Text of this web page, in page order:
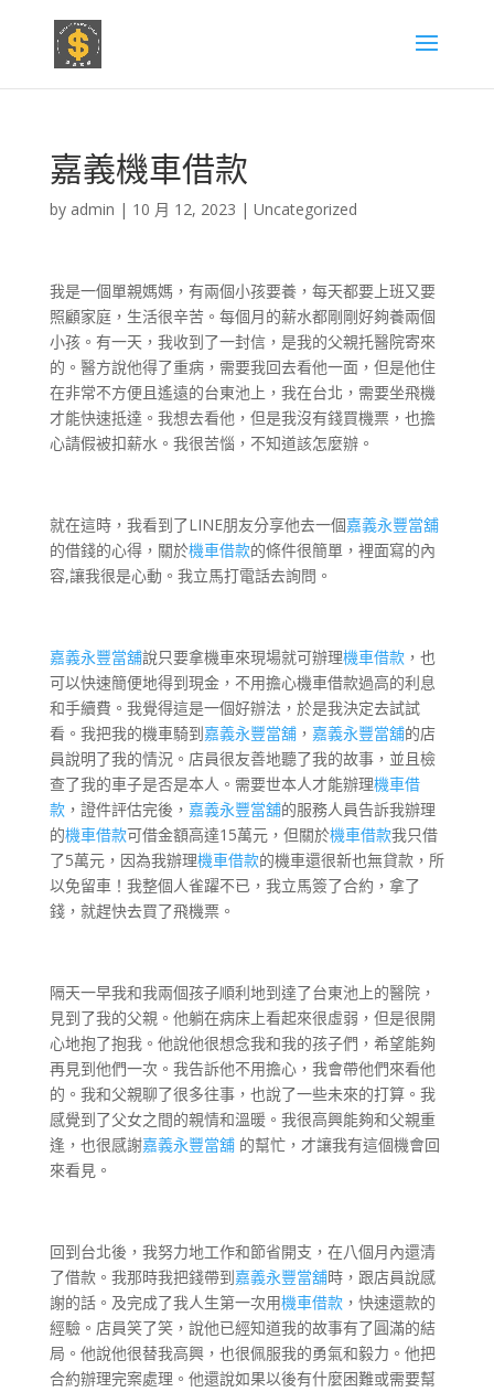
嘉義機車借款
by admin | 10 月 12, 2023 | Uncategorized
我是一個單親媽媽，有兩個小孩要養，每天都要上班又要
照顧家庭，生活很辛苦。每個月的薪水都剛剛好夠養兩個
小孩。有一天，我收到了一封信，是我的父親托醫院寄來
的。醫方說他得了重病，需要我回去看他一面，但是他住
在非常不方便且遙遠的台東池上，我在台北，需要坐飛機
才能快速抵達。我想去看他，但是我沒有錢買機票，也擔
心請假被扣薪水。我很苦惱，不知道該怎麼辦。
就在這時，我看到了LINE朋友分享他去一個嘉義永豐當舖
的借錢的心得，關於機車借款的條件很簡單，裡面寫的內
容,讓我很是心動。我立馬打電話去詢問。
嘉義永豐當舖說只要拿機車來現場就可辦理機車借款，也
可以快速簡便地得到現金，不用擔心機車借款過高的利息
和手續費。我覺得這是一個好辦法，於是我決定去試試
看。我把我的機車騎到嘉義永豐當舖， 嘉義永豐當舖的店
員說明了我的情況。店員很友善地聽了我的故事，並且檢
查了我的車子是否是本人。需要世本人才能辦理機車借
款，證件評估完後， 嘉義永豐當舖的服務人員告訴我辦理
的機車借款可借金額高達15萬元，但關於機車借款我只借
了5萬元，因為我辦理機車借款的機車還很新也無貸款，所
以免留車！我整個人雀躍不已，我立馬簽了合約，拿了
錢，就趕快去買了飛機票。
隔天一早我和我兩個孩子順利地到達了台東池上的醫院，
見到了我的父親。他躺在病床上看起來很虛弱，但是很開
心地抱了抱我。他說他很想念我和我的孩子們，希望能夠
再見到他們一次。我告訴他不用擔心，我會帶他們來看他
的。我和父親聊了很多往事，也說了一些未來的打算。我
感覺到了父女之間的親情和溫暖。我很高興能夠和父親重
逢，也很感謝嘉義永豐當舖的幫忙，才讓我有這個機會回
來看見。
回到台北後，我努力地工作和節省開支，在八個月內還清
了借款。我那時我把錢帶到嘉義永豐當舖時，跟店員說感
謝的話。及完成了我人生第一次用機車借款，快速還款的
經驗。店員笑了笑，說他已經知道我的故事有了圓滿的結
局。他說他很替我高興，也很佩服我的勇氣和毅力。他把
合約辦理完案處理。他還說如果以後有什麼困難或需要幫